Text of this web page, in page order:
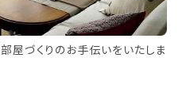
屋づくりのお手伝いをいたしま